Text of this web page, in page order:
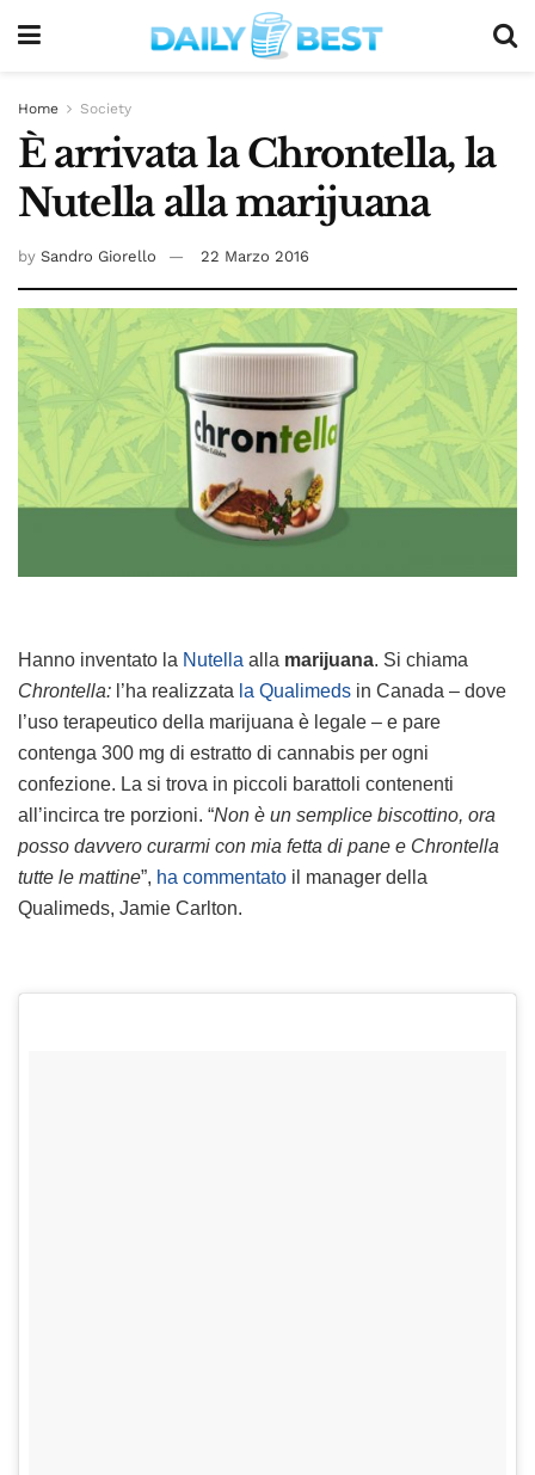
Home Society
È arrivata la Chrontella, la
Nutella alla marijuana
by Sandro Giorello 22 Marzo 2016
Hanno inventato la Nutella alla marijuana. Si chiama
Chrontella: l’ha realizzata la Qualimeds in Canada – dove
l’uso terapeutico della marijuana è legale – e pare
contenga 300 mg di estratto di cannabis per ogni
confezione. La si trova in piccoli barattoli contenenti
all’incirca tre porzioni. “Non è un semplice biscottino, ora
posso davvero curarmi con mia fetta di pane e Chrontella
tutte le mattine”, ha commentato il manager della
Qualimeds, Jamie Carlton.